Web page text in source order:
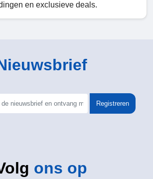
en exclusieve deals.
Registreren
ons op